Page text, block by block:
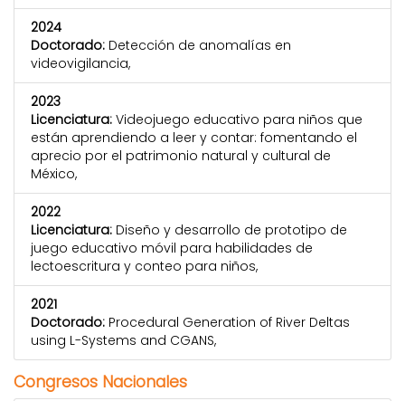
2024
Doctorado: Detección de anomalías en
videovigilancia,
2023
Licenciatura: Videojuego educativo para niños que
están aprendiendo a leer y contar: fomentando el
aprecio por el patrimonio natural y cultural de
México,
2022
Licenciatura: Diseño y desarrollo de prototipo de
juego educativo móvil para habilidades de
lectoescritura y conteo para niños,
2021
Doctorado: Procedural Generation of River Deltas
using L-Systems and CGANS,
Congresos Nacionales